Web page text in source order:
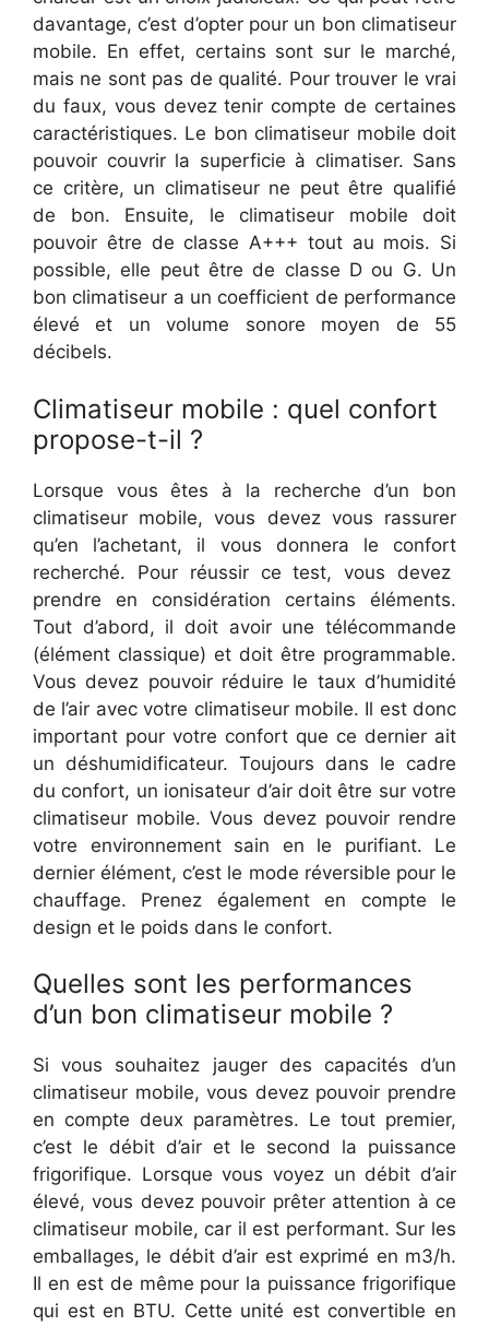
davantage, c’est d’opter pour un bon climatiseur
mobile. En effet, certains sont sur le marché,
mais ne sont pas de qualité. Pour trouver le vrai
du faux, vous devez tenir compte de certaines
caractéristiques. Le bon climatiseur mobile doit
pouvoir couvrir la superficie à climatiser. Sans
ce critère, un climatiseur ne peut être qualifié
de bon. Ensuite, le climatiseur mobile doit
pouvoir être de classe A+++ tout au mois. Si
possible, elle peut être de classe D ou G. Un
bon climatiseur a un coefficient de performance
élevé et un volume sonore moyen de 55
décibels.
Climatiseur mobile : quel confort
propose-t-il ?
Lorsque vous êtes à la recherche d’un bon
climatiseur mobile, vous devez vous rassurer
qu’en l’achetant, il vous donnera le confort
recherché. Pour réussir ce test, vous devez
prendre en considération certains éléments.
Tout d’abord, il doit avoir une télécommande
(élément classique) et doit être programmable.
Vous devez pouvoir réduire le taux d’humidité
de l’air avec votre climatiseur mobile. Il est donc
important pour votre confort que ce dernier ait
un déshumidificateur. Toujours dans le cadre
du confort, un ionisateur d’air doit être sur votre
climatiseur mobile. Vous devez pouvoir rendre
votre environnement sain en le purifiant. Le
dernier élément, c’est le mode réversible pour le
chauffage. Prenez également en compte le
design et le poids dans le confort.
Quelles sont les performances
d’un bon climatiseur mobile ?
Si vous souhaitez jauger des capacités d’un
climatiseur mobile, vous devez pouvoir prendre
en compte deux paramètres. Le tout premier,
c’est le débit d’air et le second la puissance
frigorifique. Lorsque vous voyez un débit d’air
élevé, vous devez pouvoir prêter attention à ce
climatiseur mobile, car il est performant. Sur les
emballages, le débit d’air est exprimé en m3/h.
Il en est de même pour la puissance frigorifique
qui est en BTU. Cette unité est convertible en